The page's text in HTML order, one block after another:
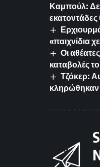
Καμπούλ:
«παιχνίδια
Οι
καταβολές
Τζόκερ:
κληρώθηκαν